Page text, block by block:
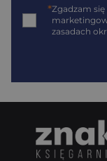
*Zgadzam
zasadach